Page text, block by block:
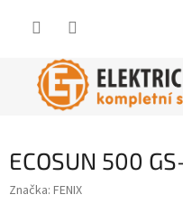
ECOSUN 500
Značka: FENIX